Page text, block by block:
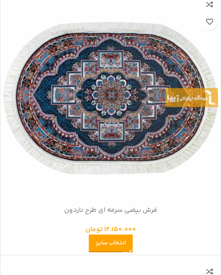
فرش بیضی سرمه ای طرح ناردون
12.150.000 تومان
انتخاب سایز